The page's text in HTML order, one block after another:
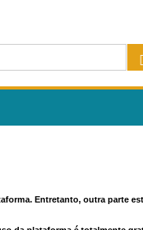
Entretanto, outra parte